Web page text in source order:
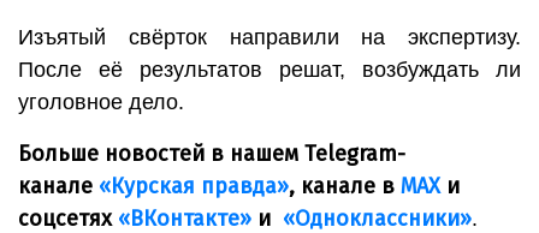
Изъятый свёрток направили на экспертизу.
После её результатов решат, возбуждать ли
уголовное дело.
Больше новостей в нашем Telegram-
канале «Курская правда», канале в МАХи
соцсетях «ВКонтакте» и «Одноклассники».